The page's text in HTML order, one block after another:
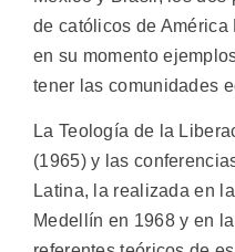
de católicos de América
en su momento
tener las comunidades
La Teología de la
(1965) y las
Latina, la realizada en
Medellín en 1968 y en